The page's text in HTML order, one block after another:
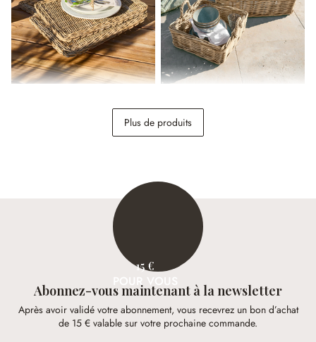
98,95 €
Plus de produits
15 €
POUR VOUS
Abonnez-vous maintenant à la newsletter
Après avoir validé votre abonnement, vous recevrez un bon d’achat
de 15 € valable sur votre prochaine commande.